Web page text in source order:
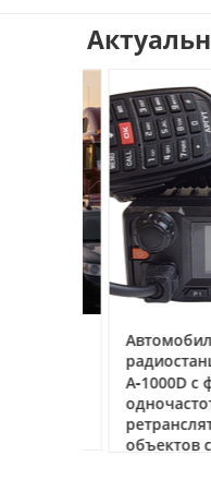
А‑1000D с
объектов